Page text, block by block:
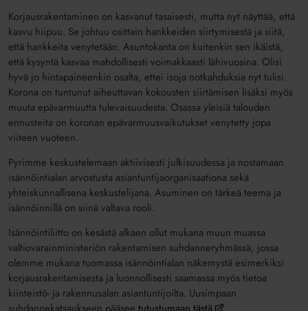
Korjausrakentaminen on kasvanut tasaisesti, mutta nyt näyttää, että
kasvu hiipuu. Se johtuu osittain hankkeiden siirtymisestä ja siitä,
että hankkeita venytetään. Asuntokanta on kuitenkin sen ikäistä,
että kysyntä kasvaa mahdollisesti voimakkaasti lähivuosina. Olisi
hyvä jo hintapaineenkin osalta, ettei isoja notkahduksia nyt tulisi.
Korona on tuntunut aiheuttavan kokousten siirtämisen lisäksi myös
muuta epävarmuutta tulevaisuudesta. Osassa yleisiä talouden
ennusteita on koronan epävarmuusvaikutukset venytetty jopa
viiteen vuoteen.
Pyrimme keskustelemaan aktiivisesti julkisuudessa ja nostamaan
isännöintialan arvostusta asiantuntijaorganisaationa sekä
yhteiskunnallisena keskustelijana. Asuminen on tärkeä teema ja
isännöinnillä on siinä valtava rooli.
Isännöintiliitto on kesästä alkaen ollut mukana muun muassa
valtiovarainministeriön rakentamisen suhdanneryhmässä, jossa
olemme mukana tuomassa isännöintialan näkemystä esimerkiksi
korjausrakentamisesta ja luonnollisesti saamassa myös tietoa
kiinteistö- ja rakennusalan asiantuntijoilta. Uusimpaan